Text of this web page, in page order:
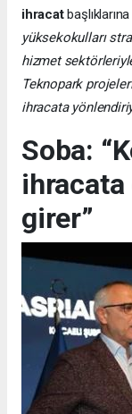
ihracat
yüksekokulları
hizmet
Teknopark
ihracata
Soba:
girer”